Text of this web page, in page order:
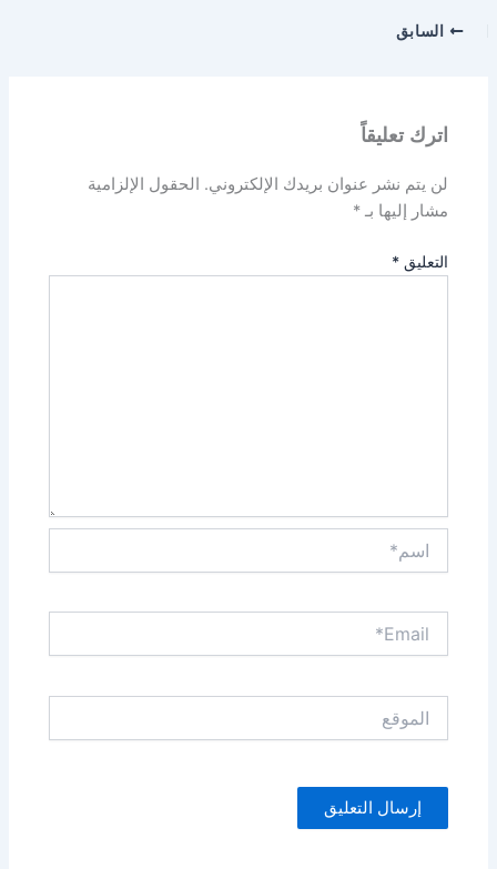
السابق
اترك تعليقاً
لن يتم نشر عنوان بريدك الإلكتروني. الحقول الإلزامية
مشار إليها بـ*
التعليق*